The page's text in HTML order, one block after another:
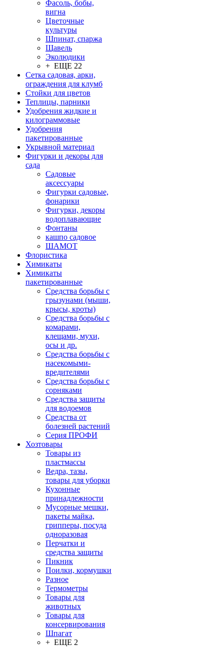
Фасоль, бобы,
вигна
Цветочные
культуры
Шпинат, спаржа
Щавель
Эколюдики
+ ЕЩЕ 22
Сетка садовая, арки,
ограждения для клумб
Стойки для цветов
Теплицы, парники
Удобрения жидкие и
килограммовые
Удобрения
пакетированные
Укрывной материал
Фигурки и декоры для
сада
Садовые
аксессуары
Фигурки садовые,
фонарики
Фигурки, декоры
водоплавающие
Фонтаны
кашпо садовое
ШАМОТ
Флористика
Химикаты
Химикаты
пакетированные
Средства борьбы с
грызунами (мыши,
крысы, кроты)
Средства борьбы с
комарами,
клещами, мухи,
осы и др.
Средства борьбы с
насекомыми-
вредителями
Средства борьбы с
сорняками
Средства защиты
для водоемов
Средства от
болезней растений
Серия ПРОФИ
Хозтовары
Товары из
пластмассы
Ведра, тазы,
товары для уборки
Кухонные
принадлежности
Мусорные мешки,
пакеты майка,
грипперы, посуда
одноразовая
Перчатки и
средства защиты
Пикник
Поилки, кормушки
Разное
Термометры
Товары для
животных
Товары для
консервирования
Шпагат
+ ЕЩЕ 2